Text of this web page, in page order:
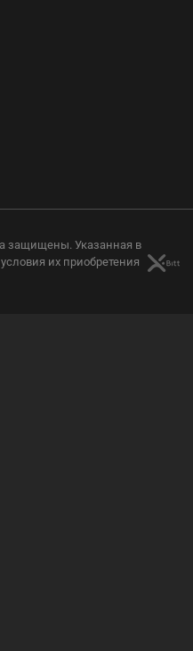
защищены. Указанная в
их приобретения